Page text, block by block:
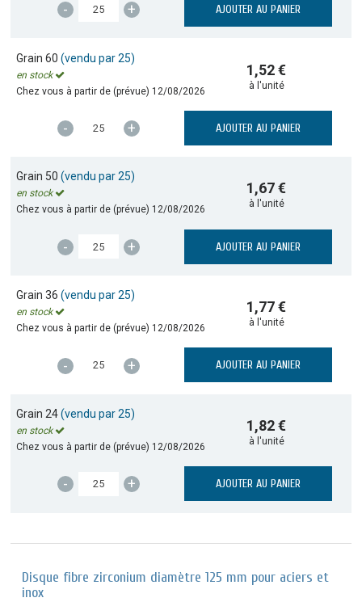
- + AJOUTER AU PANIER
Grain 60(vendu par 25)
en stock
Chez vous à partir de (prévue) 12/08/2026
1,52 €
à l'unité
- + AJOUTER AU PANIER
Grain 50(vendu par 25)
en stock
Chez vous à partir de (prévue) 12/08/2026
1,67 €
à l'unité
- + AJOUTER AU PANIER
Grain 36(vendu par 25)
en stock
Chez vous à partir de (prévue) 12/08/2026
1,77 €
à l'unité
- + AJOUTER AU PANIER
Grain 24(vendu par 25)
en stock
Chez vous à partir de (prévue) 12/08/2026
1,82 €
à l'unité
- + AJOUTER AU PANIER
Disque fibre zirconium diamètre 125 mm pour aciers et
inox